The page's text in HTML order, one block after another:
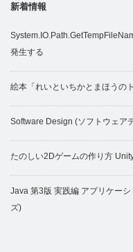
新着情報
発生する
絵本「れいといちかとまほうの
Software Design (ソフトウェア
たのしい2Dゲームの作り方
Java 第3版 実践編 アプリケー
ズ)